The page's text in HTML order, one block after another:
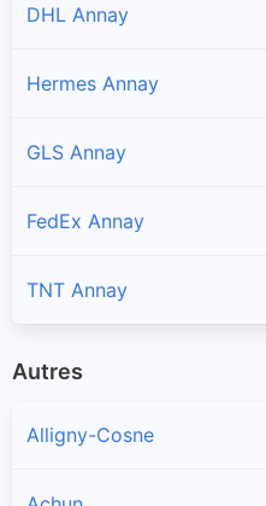
DHL Annay
Hermes Annay
GLS Annay
FedEx Annay
TNT Annay
Autres
Alligny-Cosne